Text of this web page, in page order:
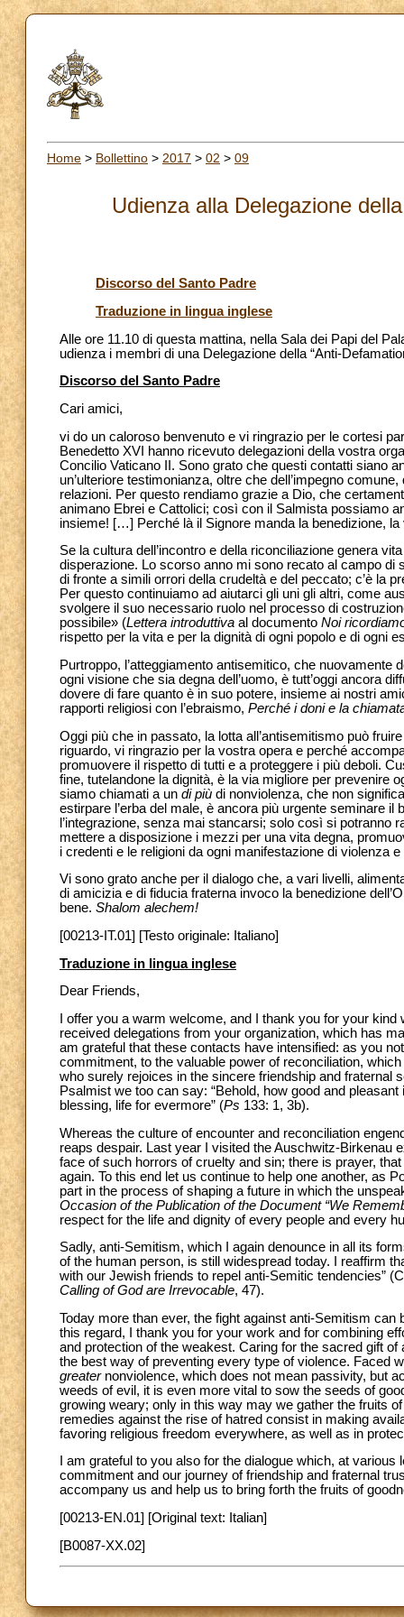
Home > Bollettino > 2017 > 02 > 09
Udienza alla Delegazione
Discorso del Santo Padre
Traduzione in lingua inglese
Alle ore 11.10 di questa mattina, nella Sala dei Papi del
udienza i membri di una Delegazione della “Anti-
Discorso del Santo Padre
Cari amici,
vi do un caloroso benvenuto e vi ringrazio per le cortesi
Benedetto XVI hanno ricevuto delegazioni della vostra
Concilio Vaticano II. Sono grato che questi contatti siano
un’ulteriore testimonianza, oltre che dell’impegno
relazioni. Per questo rendiamo grazie a Dio, che
animano Ebrei e Cattolici; così con il Salmista possiamo
insieme! […] Perché là il Signore manda la benedizione,
Se la cultura dell’incontro e della riconciliazione genera
disperazione. Lo scorso anno mi sono recato al campo
di fronte a simili orrori della crudeltà e del peccato; c’è la
Per questo continuiamo ad aiutarci gli uni gli altri, come
svolgere il suo necessario ruolo nel processo di
possibile» (Lettera introduttiva al documento Noi
rispetto per la vita e per la dignità di ogni popolo e di ogni
Purtroppo, l’atteggiamento antisemitico, che
ogni visione che sia degna dell’uomo, è tutt’oggi ancora
dovere di fare quanto è in suo potere, insieme ai nostri
rapporti religiosi con l’ebraismo, Perché i doni e la
Oggi più che in passato, la lotta all’antisemitismo può
riguardo, vi ringrazio per la vostra opera e perché
promuovere il rispetto di tutti e a proteggere i più deboli.
fine, tutelandone la dignità, è la via migliore per prevenire
siamo chiamati a un di più di nonviolenza, che non
estirpare l’erba del male, è ancora più urgente seminare
l’integrazione, senza mai stancarsi; solo così si potranno
mettere a disposizione i mezzi per una vita degna,
i credenti e le religioni da ogni manifestazione di violenza
Vi sono grato anche per il dialogo che, a vari livelli,
di amicizia e di fiducia fraterna invoco la benedizione
bene. Shalom alechem!
[00213-IT.01] [Testo originale: Italiano]
Traduzione in lingua inglese
Dear Friends,
I offer you a warm welcome, and I thank you for your
received delegations from your organization, which has
am grateful that these contacts have intensified: as you
commitment, to the valuable power of reconciliation,
who surely rejoices in the sincere friendship and
Psalmist we too can say: “Behold, how good and
blessing, life for evermore” (Ps 133: 1, 3b).
Whereas the culture of encounter and reconciliation
reaps despair. Last year I visited the Auschwitz-Birkenau
face of such horrors of cruelty and sin; there is prayer,
again. To this end let us continue to help one another, as
part in the process of shaping a future in which the
Occasion of the Publication of the Document “We
respect for the life and dignity of every people and every
Sadly, anti-Semitism, which I again denounce in all its
of the human person, is still widespread today. I reaffirm
with our Jewish friends to repel anti-Semitic tendencies”
Calling of God are Irrevocable, 47).
Today more than ever, the fight against anti-Semitism
this regard, I thank you for your work and for combining
and protection of the weakest. Caring for the sacred gift
the best way of preventing every type of violence. Faced
greaternonviolence, which does not mean passivity, but
weeds of evil, it is even more vital to sow the seeds of
growing weary; only in this way may we gather the fruits
remedies against the rise of hatred consist in making
favoring religious freedom everywhere, as well as in
I am grateful to you also for the dialogue which, at
commitment and our journey of friendship and fraternal
accompany us and help us to bring forth the fruits of
[00213-EN.01] [Original text: Italian]
[B0087-XX.02]